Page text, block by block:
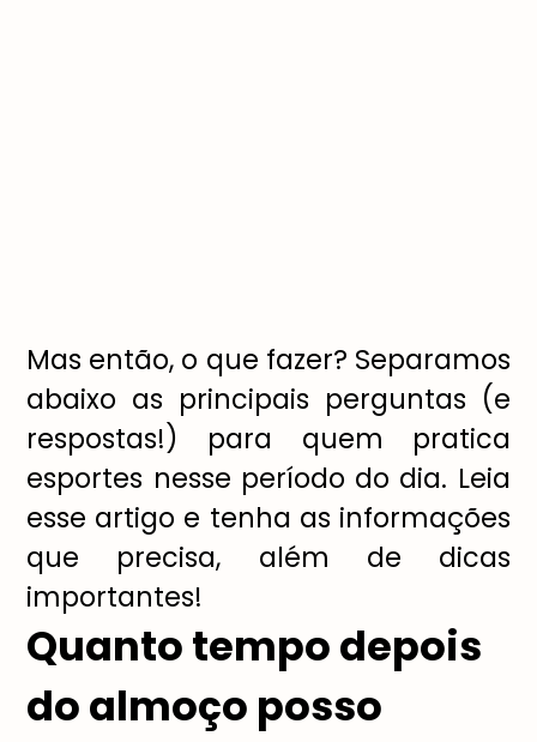
Mas então, o que fazer? Separamos
abaixo as principais perguntas (e
respostas!) para quem pratica
esportes nesse período do dia. Leia
esse artigo e tenha as informações
que precisa, além de dicas
importantes!
Quanto tempo depois
do almoço posso